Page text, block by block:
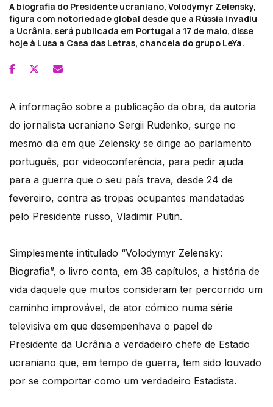
A biografia do Presidente ucraniano, Volodymyr Zelensky,
figura com notoriedade global desde que a Rússia invadiu
a Ucrânia, será publicada em Portugal a 17 de maio, disse
hoje à Lusa a Casa das Letras, chancela do grupo LeYa.
A informação sobre a publicação da obra, da autoria
do jornalista ucraniano Sergii Rudenko, surge no
mesmo dia em que Zelensky se dirige ao parlamento
português, por videoconferência, para pedir ajuda
para a guerra que o seu país trava, desde 24 de
fevereiro, contra as tropas ocupantes mandatadas
pelo Presidente russo, Vladimir Putin.
Simplesmente intitulado “Volodymyr Zelensky:
Biografia”, o livro conta, em 38 capítulos, a história de
vida daquele que muitos consideram ter percorrido um
caminho improvável, de ator cómico numa série
televisiva em que desempenhava o papel de
Presidente da Ucrânia a verdadeiro chefe de Estado
ucraniano que, em tempo de guerra, tem sido louvado
por se comportar como um verdadeiro Estadista.